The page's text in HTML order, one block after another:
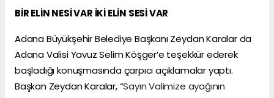
BİR ELİN NESİ VAR İKİ ELİN SESİ VAR
Adana Büyükşehir Belediye Başkanı Zeydan Karalar da
Adana Valisi Yavuz Selim Köşger’e teşekkür ederek
başladığı konuşmasında çarpıcı açıklamalar yaptı.
Başkan Zeydan Karalar, “Sayın Valimize ayağının